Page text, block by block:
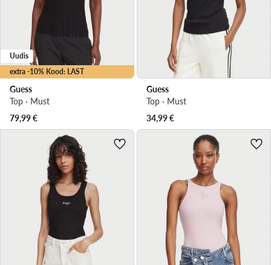
extra -10% Kood: LAST
Uudis
Guess
Top · Must
79,99€
Guess
Top · Must
34,99€